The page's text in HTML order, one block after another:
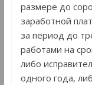
размере до
заработной
за период до
работами на
либо
одного года,